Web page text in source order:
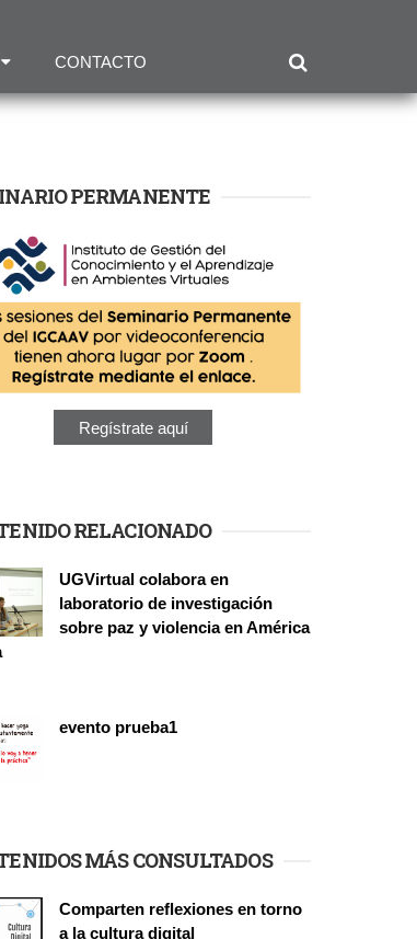
CONTACTO
PERMANENTE
Regístrate aquí
RELACIONADO
UGVirtual colabora en
laboratorio de investigación
sobre paz y violencia en América
evento prueba1
MÁS CONSULTADOS
Comparten reflexiones en torno
a la cultura digital